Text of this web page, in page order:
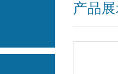
产品